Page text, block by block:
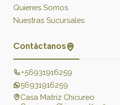
Quienes Somos
Nuestras Sucursales
Contáctanos
+56931916259
56931916259
Casa Matriz Chicureo